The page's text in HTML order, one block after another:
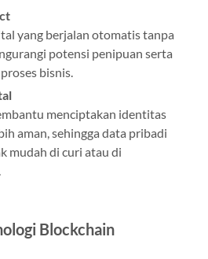
yang berjalan otomatis tanpa
potensi penipuan serta
bisnis.
menciptakan identitas
aman, sehingga data pribadi
mudah di curi atau di
Blockchain